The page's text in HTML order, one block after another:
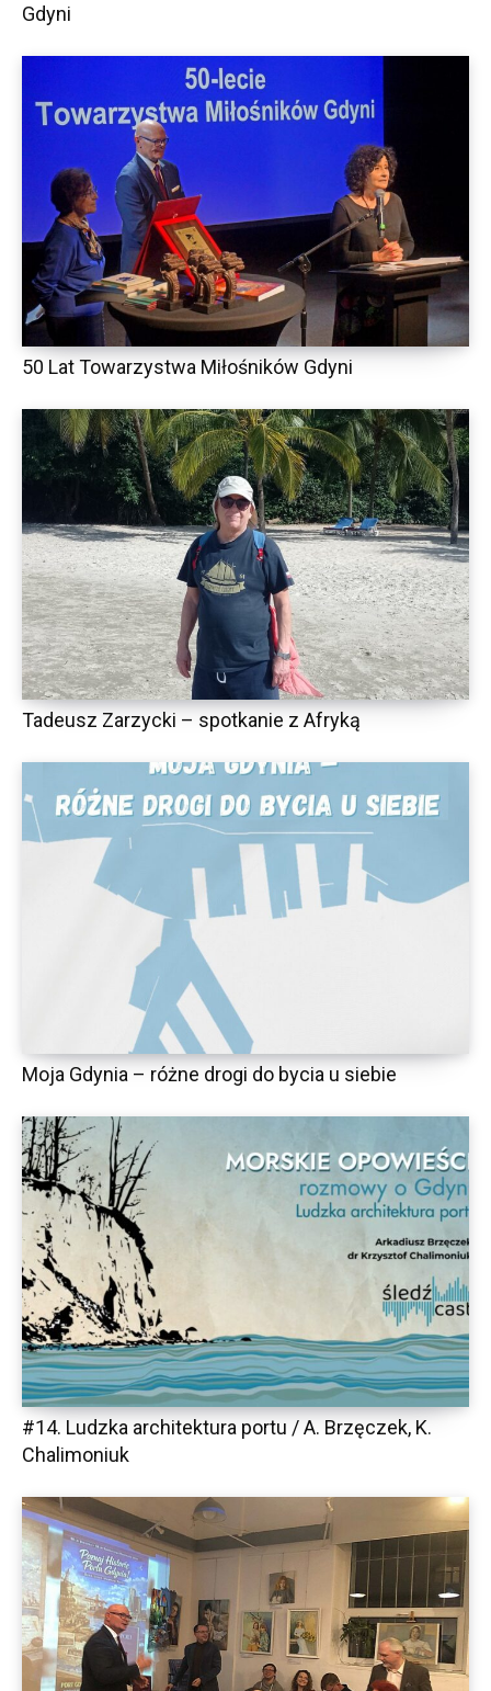
Gdyni
50 Lat Towarzystwa Miłośników Gdyni
Tadeusz Zarzycki – spotkanie z Afryką
Moja Gdynia – różne drogi do bycia u siebie
#14. Ludzka architektura portu / A. Brzęczek, K.
Chalimoniuk